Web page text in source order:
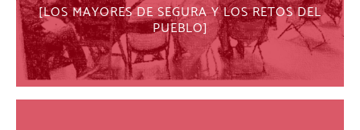
LOS MAYORES DE SEGURA Y LOS RETOS DEL
PUEBLO